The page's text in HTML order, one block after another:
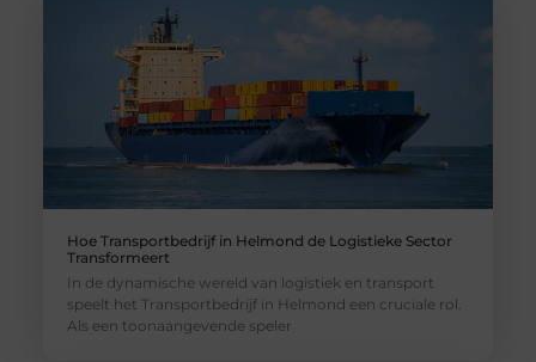
Hoe Transportbedrijf in Helmond de Logistieke Sector
Transformeert
In de dynamische wereld van logistiek en transport
speelt het Transportbedrijf in Helmond een cruciale rol.
Als een toonaangevende speler